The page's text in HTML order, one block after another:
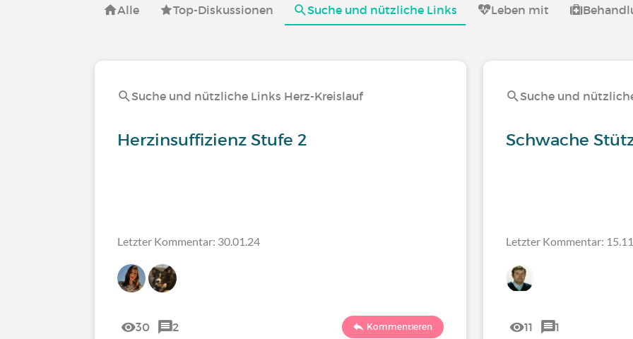
Alle Top-Diskussionen Suche und nützliche Links Leben mit
Suche und nützliche Links Herz-Kreislauf
Herzinsuffizienz Stufe 2
Letzter Kommentar: 30.01.24
30 2 Kommentieren
Suche und
Schwache
Letzter Kommentar:
11 1